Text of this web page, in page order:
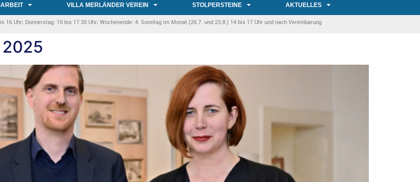
VILLA MERLÄNDER VEREIN STOLPERSTEINE AKTUELLES
Uhr; Donnerstag: 10 bis 17.30 Uhr; Wochenende: 4. Sonntag im Monat (26.7. und 23.8.) 14 bis 17 Uhr und nach Vereinbarung